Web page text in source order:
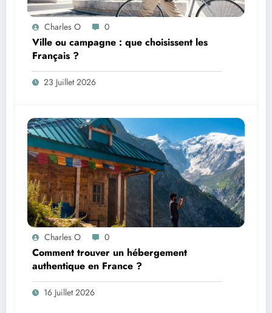
Charles O 0
Ville ou campagne : que choisissent les
Français ?
23 Juillet 2026
Charles O 0
Comment trouver un hébergement
authentique en France ?
16 Juillet 2026